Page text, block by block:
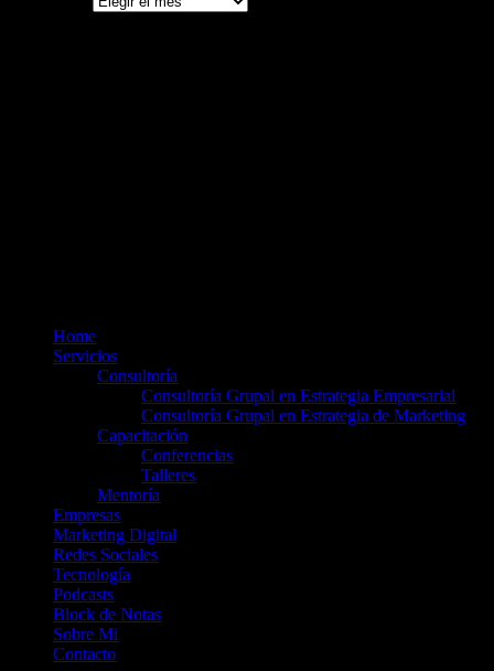
Home
Servicios
Consultoría
Consultoría Grupal en Estrategia Empresarial
Consultoría Grupal en Estrategia de Marketing
Capacitación
Conferencias
Talleres
Mentoría
Empresas
Marketing Digital
Redes Sociales
Tecnología
Podcasts
Block de Notas
Sobre Mi
Contacto